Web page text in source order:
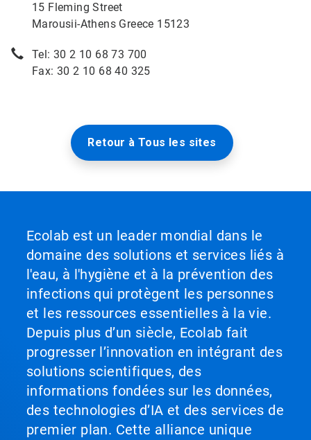
15 Fleming Street
Marousii-Athens Greece 15123
Tel: 30 2 10 68 73 700
Fax: 30 2 10 68 40 325
Retour à Tous les sites
Ecolab est un leader mondial dans le
domaine des solutions et services liés à
l'eau, à l'hygiène et à la prévention des
infections qui protègent les personnes
et les ressources essentielles à la vie.
Depuis plus d’un siècle, Ecolab fait
progresser l’innovation en intégrant des
solutions scientifiques, des
informations fondées sur les données,
des technologies d’IA et des services de
premier plan. Cette alliance unique